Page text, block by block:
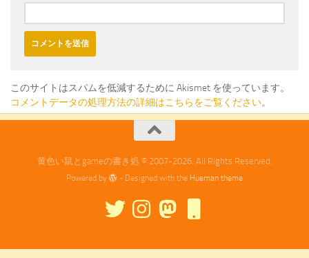
このサイトはスパムを低減するために Akismet を使っています。
コメントデータの処理方法の詳細はこちらをご覧ください。
黄色い鼠とgameの書き処 © 2007-2026. All Rights Reserved.
Powered by - Designed with the Hueman theme